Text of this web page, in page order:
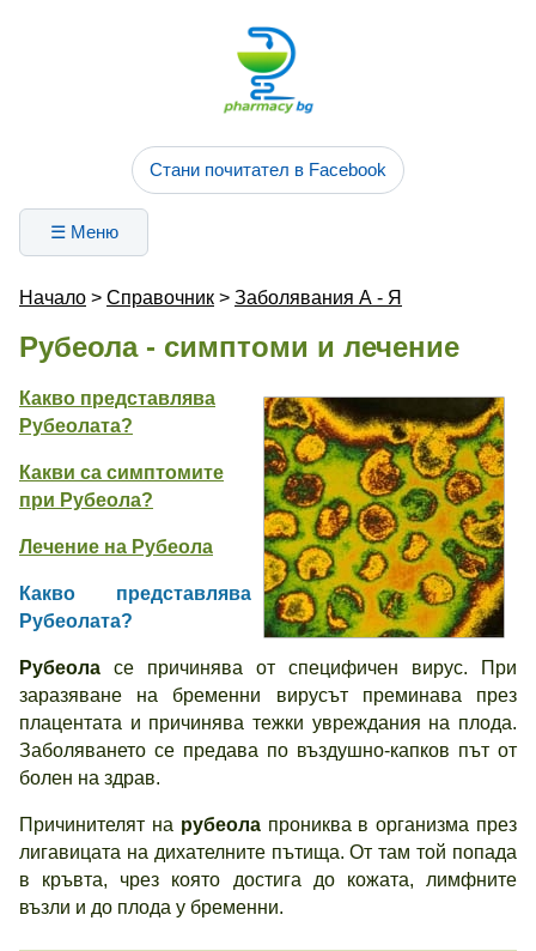
Стани почитател в Facebook
☰ Меню
Начало > Справочник > Заболявания А - Я
Рубеола - симптоми и лечение
Какво представлява
Рубеолата?
Какви са симптомите
при Рубеола?
Лечение на Рубеола
Какво представлява
Рубеолата?
Рубеола се причинява от специфичен вирус. При
заразяване на бременни вирусът преминава през
плацентата и причинява тежки увреждания на плода.
Заболяването се предава по въздушно-капков път от
болен на здрав.
Причинителят на рубеола прониква в организма през
лигавицата на дихателните пътища. От там той попада
в кръвта, чрез която достига до кожата, лимфните
възли и до плода у бременни.